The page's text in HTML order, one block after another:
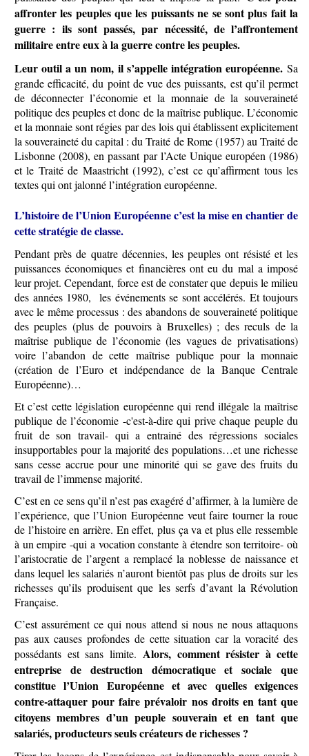
affronter les peuples que les puissants ne se sont plus fait la
guerre : ils sont passés, par nécessité, de l’affrontement
militaire entre eux à la guerre contre les peuples.
Leur outil a un nom, il s’appelle intégration européenne.Sa
grande efficacité, du point de vue des puissants, est qu’il permet
de déconnecter l’économie et la monnaie de la souveraineté
politique des peuples et donc de la maîtrise publique. L’économie
et la monnaie sont régies par des lois qui établissent explicitement
la souveraineté du capital : du Traité de Rome (1957) au Traité de
Lisbonne (2008), en passant par l’Acte Unique européen (1986)
et le Traité de Maastricht (1992), c’est ce qu’affirment tous les
textes qui ont jalonné l’intégration européenne.
L’histoire de l’Union Européenne c’est la mise en chantier de
cette stratégie de classe.
Pendant près de quatre décennies, les peuples ont résisté et les
puissances économiques et financières ont eu du mal a imposé
leur projet. Cependant, force est de constater que depuis le milieu
des années 1980, les événements se sont accélérés. Et toujours
avec le même processus : des abandons de souveraineté politique
des peuples (plus de pouvoirs à Bruxelles) ; des reculs de la
maîtrise publique de l’économie (les vagues de privatisations)
voire l’abandon de cette maîtrise publique pour la monnaie
(création de l’Euro et indépendance de la Banque Centrale
Européenne)…
Et c’est cette législation européenne qui rend illégale la maîtrise
publique de l’économie -c'est-à-dire qui prive chaque peuple du
fruit de son travail- qui a entrainé des régressions sociales
insupportables pour la majorité des populations…et une richesse
sans cesse accrue pour une minorité qui se gave des fruits du
travail de l’immense majorité.
C’est en ce sens qu’il n’est pas exagéré d’affirmer, à la lumière de
l’expérience, que l’Union Européenne veut faire tourner la roue
de l’histoire en arrière. En effet, plus ça va et plus elle ressemble
à un empire -qui a vocation constante à étendre son territoire- où
l’aristocratie de l’argent a remplacé la noblesse de naissance et
dans lequel les salariés n’auront bientôt pas plus de droits sur les
richesses qu’ils produisent que les serfs d’avant la Révolution
Française.
C’est assurément ce qui nous attend si nous ne nous attaquons
pas aux causes profondes de cette situation car la voracité des
possédants est sans limite. Alors, comment résister à cette
entreprise de destruction démocratique et sociale que
constitue l’Union Européenne et avec quelles exigences
contre-attaquer pour faire prévaloir nos droits en tant que
citoyens membres d’un peuple souverain et en tant que
salariés, producteurs seuls créateurs de richesses ?